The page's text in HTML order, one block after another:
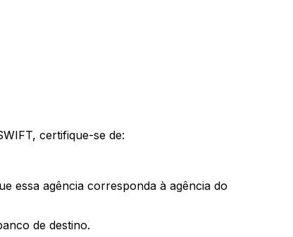
certifique-se de:
essa agência corresponda à agência do
de destino.